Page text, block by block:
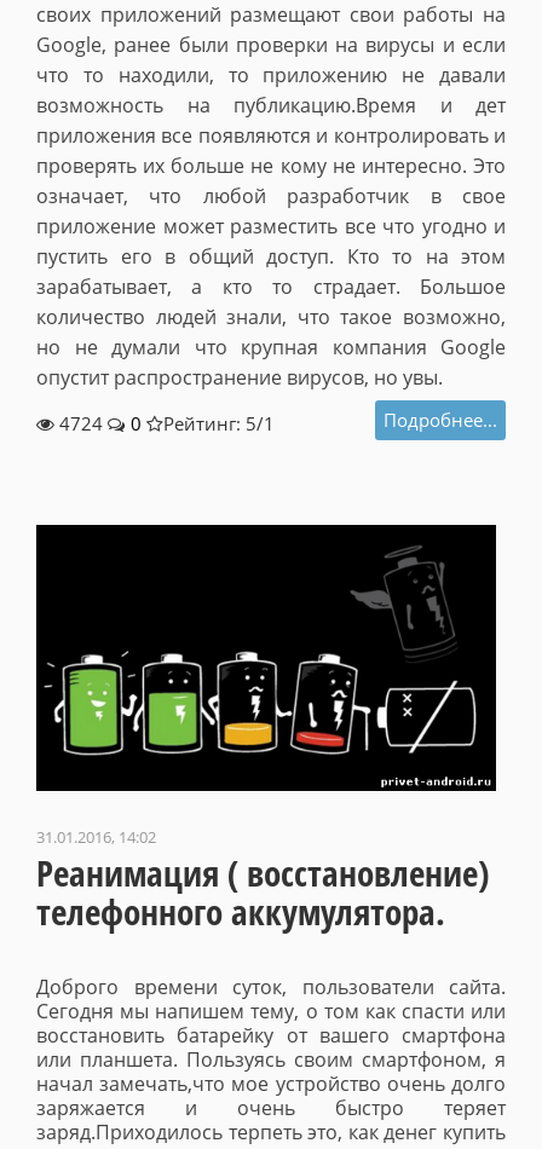
своих приложений размещают свои работы на
Google, ранее были проверки на вирусы и если
что то находили, то приложению не давали
возможность на публикацию.Время и дет
приложения все появляются и контролировать и
проверять их больше не кому не интересно. Это
означает, что любой разработчик в свое
приложение может разместить все что угодно и
пустить его в общий доступ. Кто то на этом
зарабатывает, а кто то страдает. Большое
количество людей знали, что такое возможно,
но не думали что крупная компания Google
опустит распространение вирусов, но увы.
4724 0 Рейтинг: 5/1 Подробнее...
31.01.2016, 14:02
Реанимация ( восстановление)
телефонного аккумулятора.
Доброго времени суток, пользователи сайта.
Сегодня мы напишем тему, о том как спасти или
восстановить батарейку от вашего смартфона
или планшета. Пользуясь своим смартфоном, я
начал замечать,что мое устройство очень долго
заряжается и очень быстро теряет
заряд.Приходилось терпеть это, как денег купить